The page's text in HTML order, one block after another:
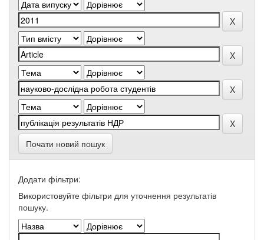
Почати новий пошук
Додати фільтри:
Використовуйте фільтри для уточнення результатів
пошуку.